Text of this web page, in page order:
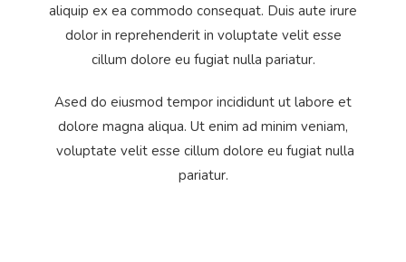
aliquip ex ea commodo consequat. Duis aute irure
dolor in reprehenderit in voluptate velit esse
cillum dolore eu fugiat nulla pariatur.
Ased do eiusmod tempor incididunt ut labore et
dolore magna aliqua. Ut enim ad minim veniam,
voluptate velit esse cillum dolore eu fugiat nulla
pariatur.